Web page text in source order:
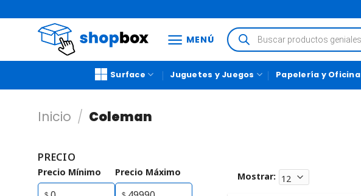
MENÚ
Surface Juguetes y Juegos Papelería y Oficina
Inicio / Coleman
PRECIO
Precio Mínimo Precio Máximo Mostrar: